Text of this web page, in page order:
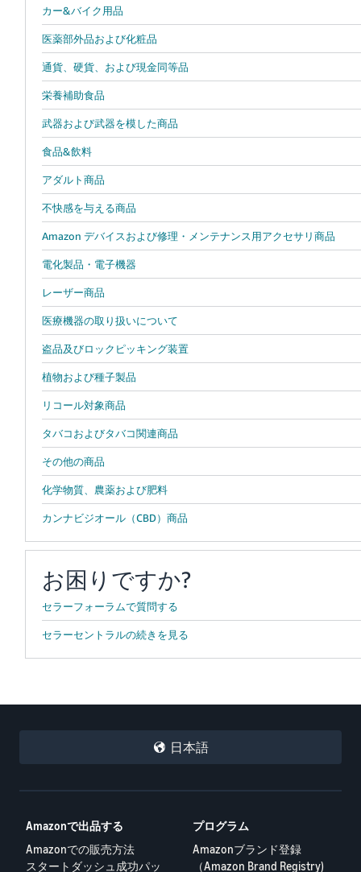
カー&バイク用品
医薬部外品および化粧品
通貨、硬貨、および現金同等品
栄養補助食品
武器および武器を模した商品
食品&飲料
アダルト商品
不快感を与える商品
Amazon デバイスおよび修理・メンテナンス用アクセサリ商品
電化製品・電子機器
レーザー商品
医療機器の取り扱いについて
盗品及びロックピッキング装置
植物および種子製品
リコール対象商品
タバコおよびタバコ関連商品
その他の商品
化学物質、農薬および肥料
カンナビジオール（CBD）商品
お困りですか?
セラーフォーラムで質問する
セラーセントラルの続きを見る
日本語
Amazonで出品する
Amazonでの販売方法
スタートダッシュ成功パッ
プログラム
Amazonブランド登録
（Amazon Brand Registry)